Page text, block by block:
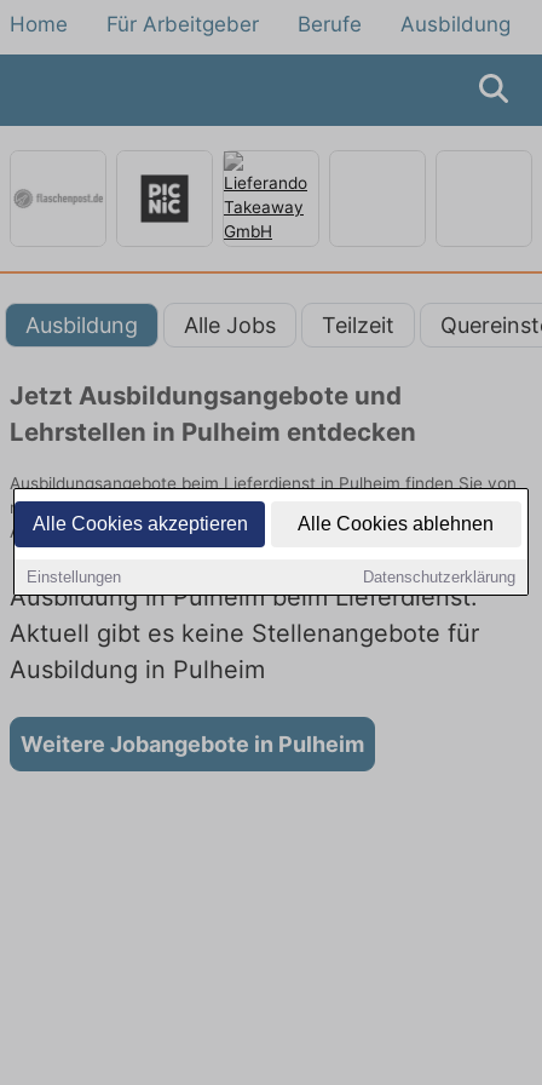
Alle Cookies akzeptieren Alle Cookies ablehnen
Einstellungen Datenschutzerklärung
Home Für Arbeitgeber Berufe Ausbildung
Ausbildung Alle Jobs Teilzeit
Jetzt Ausbildungsangebote und
Lehrstellen in Pulheim entdecken
Ausbildungsangebote beim Lieferdienst in Pulheim finden Sie von
namhaften Firmen. Entdecken Sie freie Optionen von Top-
Arbeitgebern und bewerben Sie sich noch heute.
Ausbildung in Pulheim beim Lieferdienst:
Aktuell gibt es keine Stellenangebote für
Ausbildung in Pulheim
Weitere Jobangebote in Pulheim